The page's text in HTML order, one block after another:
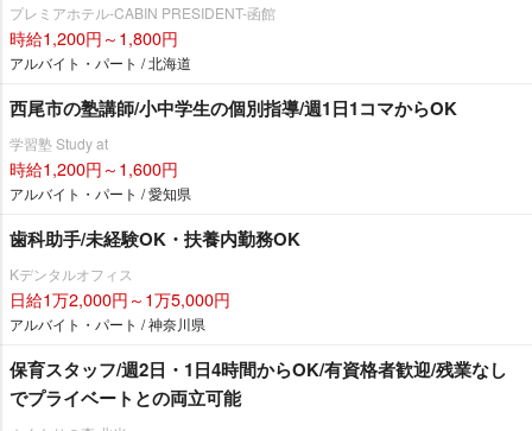
プレミアホテル-CABIN PRESIDENT-函館
時給1,200円～1,800円
アルバイト・パート / 北海道
西尾市の塾講師/小中学生の個別指導/週1日1コマからOK
学習塾 Study at
時給1,200円～1,600円
アルバイト・パート / 愛知県
歯科助手/未経験OK・扶養内勤務OK
Kデンタルオフィス
日給1万2,000円～1万5,000円
アルバイト・パート / 神奈川県
保育スタッフ/週2日・1日4時間からOK/有資格者歓迎/残業なし
でプライベートとの両立可能